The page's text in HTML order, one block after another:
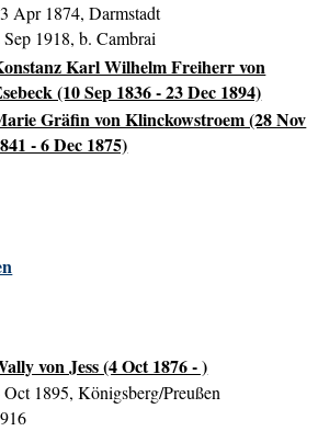
Apr 1874, Darmstadt
Sep 1918, b. Cambrai
Karl Wilhelm Freiherr von
(10 Sep 1836 - 23 Dec 1894)
Gräfin von Klinckowstroem (28 Nov
- 6 Dec 1875)
von Jess (4 Oct 1876 - )
Oct 1895, Königsberg/Preußen